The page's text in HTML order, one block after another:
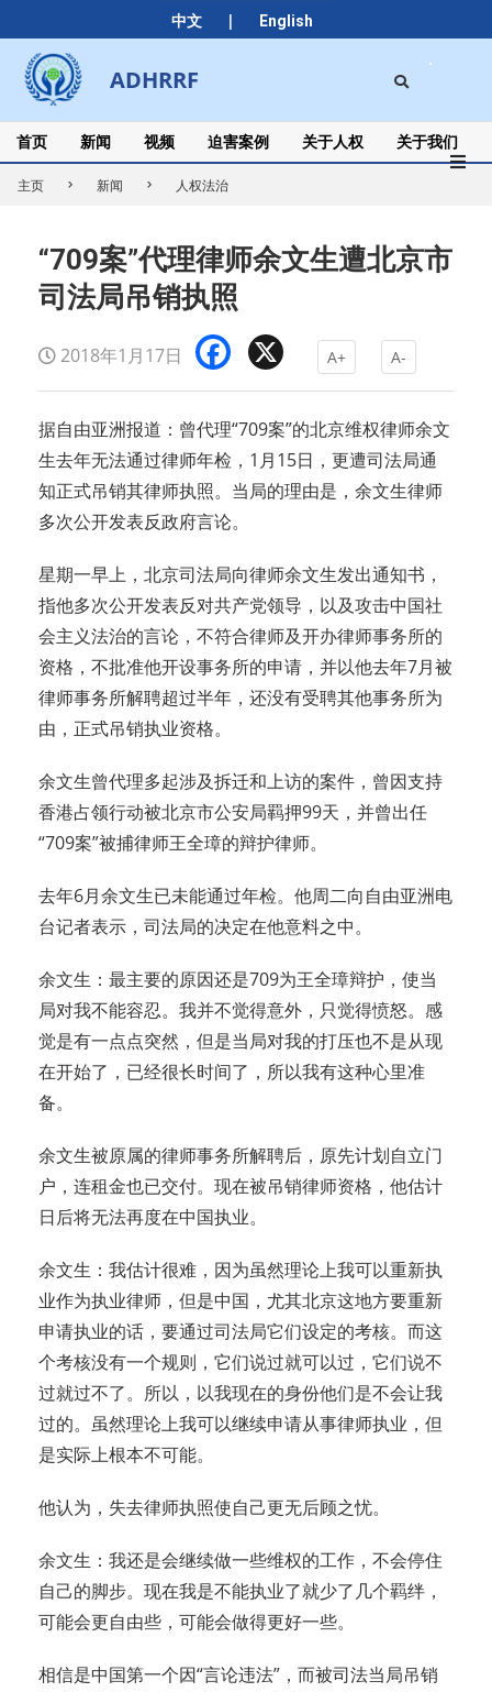
中文 | English
to
content
ADHRRF
Secondary
Navigation
Menu
首页 新闻 视频 迫害案例 关于人权 关于我们
主页 新闻 人权法治
“709案”代理律师余文生遭北京市
司法局吊销执照
2018年1月17日 Facebook A+ A-
据自由亚洲报道：曾代理“709案”的北京维权律师余文
生去年无法通过律师年检，1月15日，更遭司法局通
知正式吊销其律师执照。当局的理由是，余文生律师
多次公开发表反政府言论。
星期一早上，北京司法局向律师余文生发出通知书，
指他多次公开发表反对共产党领导，以及攻击中国社
会主义法治的言论，不符合律师及开办律师事务所的
资格，不批准他开设事务所的申请，并以他去年7月被
律师事务所解聘超过半年，还没有受聘其他事务所为
由，正式吊销执业资格。
余文生曾代理多起涉及拆迁和上访的案件，曾因支持
香港占领行动被北京市公安局羁押99天，并曾出任
“709案”被捕律师王全璋的辩护律师。
去年6月余文生已未能通过年检。他周二向自由亚洲电
台记者表示，司法局的决定在他意料之中。
余文生：最主要的原因还是709为王全璋辩护，使当
局对我不能容忍。我并不觉得意外，只觉得愤怒。感
觉是有一点点突然，但是当局对我的打压也不是从现
在开始了，已经很长时间了，所以我有这种心里准
备。
余文生被原属的律师事务所解聘后，原先计划自立门
户，连租金也已交付。现在被吊销律师资格，他估计
日后将无法再度在中国执业。
余文生：我估计很难，因为虽然理论上我可以重新执
业作为执业律师，但是中国，尤其北京这地方要重新
申请执业的话，要通过司法局它们设定的考核。而这
个考核没有一个规则，它们说过就可以过，它们说不
过就过不了。所以，以我现在的身份他们是不会让我
过的。虽然理论上我可以继续申请从事律师执业，但
是实际上根本不可能。
他认为，失去律师执照使自己更无后顾之忧。
余文生：我还是会继续做一些维权的工作，不会停住
自己的脚步。现在我是不能执业了就少了几个羁绊，
可能会更自由些，可能会做得更好一些。
相信是中国第一个因“言论违法”，而被司法当局吊销